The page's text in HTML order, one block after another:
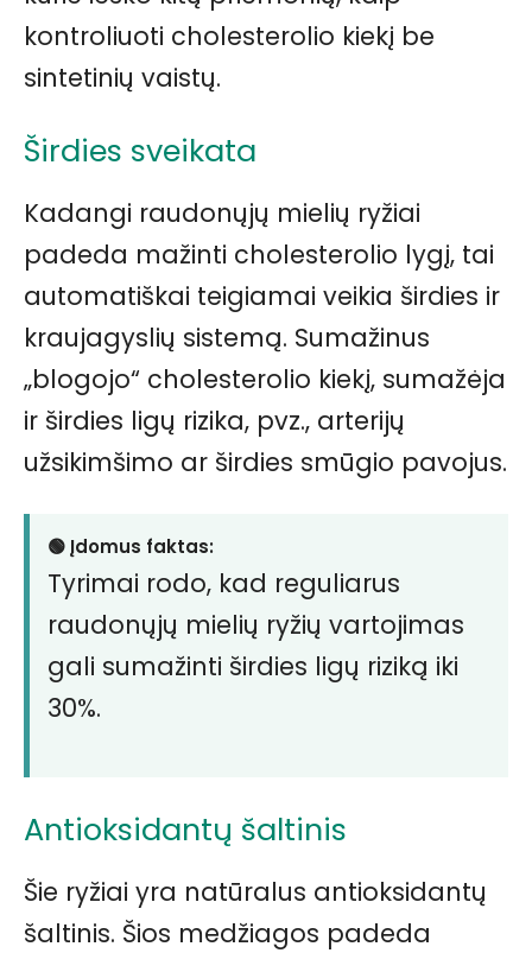
kontroliuoti cholesterolio kiekį be
sintetinių vaistų.
Širdies sveikata
Kadangi raudonųjų mielių ryžiai
padeda mažinti cholesterolio lygį, tai
automatiškai teigiamai veikia širdies ir
kraujagyslių sistemą. Sumažinus
„blogojo“ cholesterolio kiekį, sumažėja
ir širdies ligų rizika, pvz., arterijų
užsikimšimo ar širdies smūgio pavojus.
🟢 Įdomus faktas:
Tyrimai rodo, kad reguliarus
raudonųjų mielių ryžių vartojimas
gali sumažinti širdies ligų riziką iki
30%.
Antioksidantų šaltinis
Šie ryžiai yra natūralus antioksidantų
šaltinis. Šios medžiagos padeda